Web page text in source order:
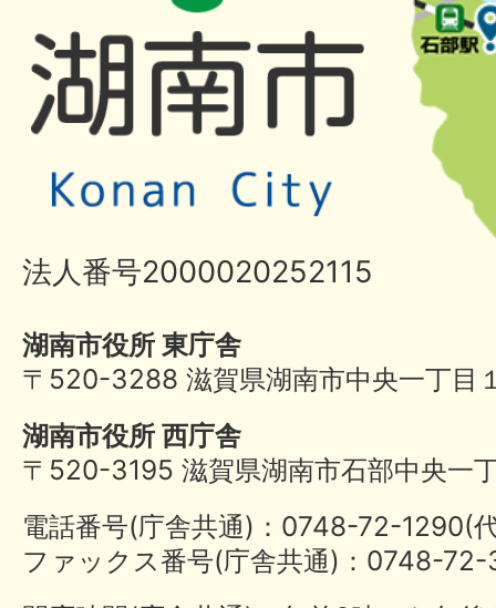
法人番号2000020252115
湖南市役所 東庁舎
〒520-3288 滋賀県湖南市中央一丁目
湖南市役所 西庁舎
〒520-3195 滋賀県湖南市石部中央一
電話番号(庁舎共通)：0748-72-
ファックス番号(庁舎共通)：0748-